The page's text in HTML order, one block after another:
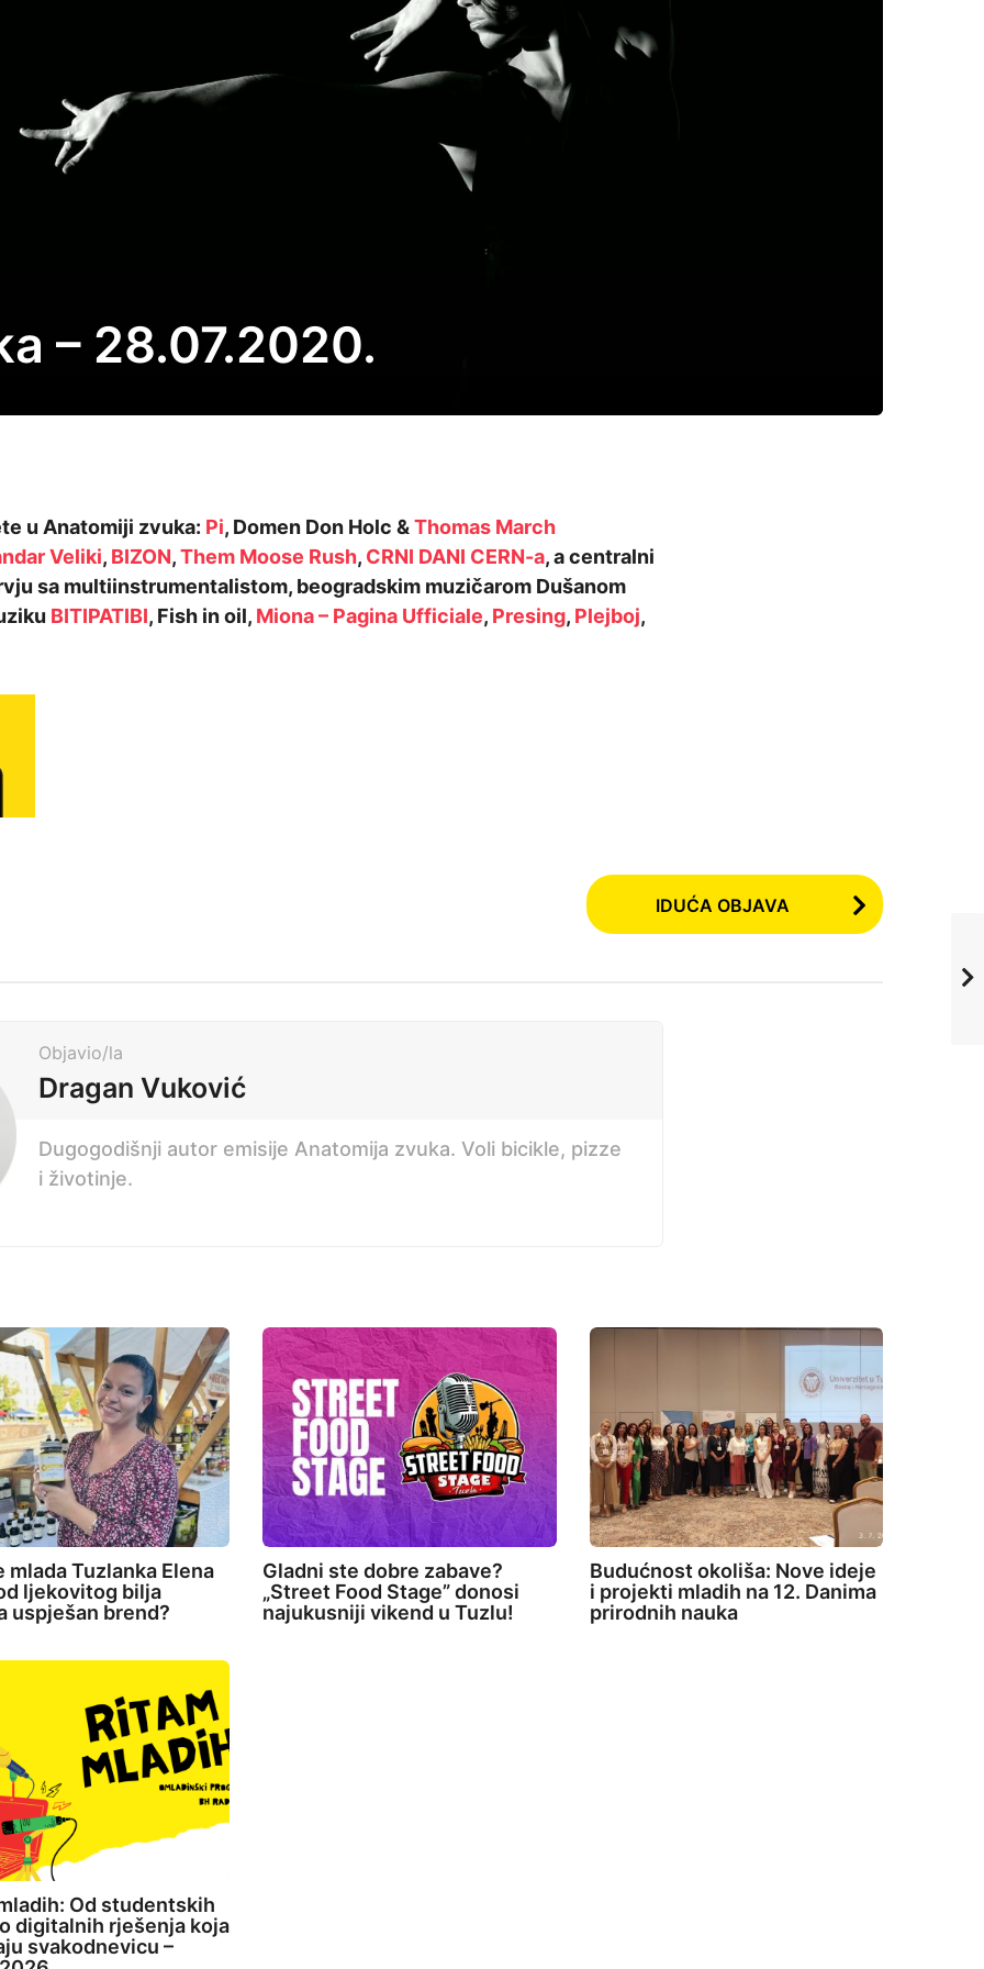
– 28.07.2020.
u Anatomiji zvuka: Pi, Domen Don Holc &Thomas March
Veliki, BIZON,Them Moose Rush, CRNI DANI CERN-a, a centralni
sa multiinstrumentalistom, beogradskim muzičarom Dušanom
BITIPATIBI, Fish in oil, Miona – Pagina Ufficiale, Presing, Plejboj,
IDUĆA OBJAVA
Objavio/la
Dragan Vuković
Dugogodišnji autor emisije Anatomija zvuka. Voli bicikle, pizze
i životinje.
mlada Tuzlanka Elena
ljekovitog bilja
uspješan brend?
Gladni ste dobre zabave?
„Street Food Stage” donosi
najukusniji vikend u Tuzlu!
Budućnost okoliša: Nove ideje
i projekti mladih na 12. Danima
prirodnih nauka
Od studentskih
digitalnih rješenja koja
svakodnevicu –